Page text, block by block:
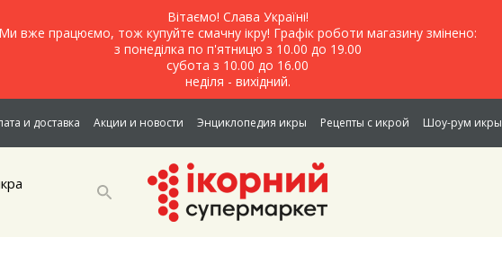
Вітаємо! Слава Україні!
Ми вже працюємо, тож купуйте смачну ікру! Графік роботи магазину змінено:
з понеділка по п'ятницю з 10.00 до 19.00
субота з 10.00 до 16.00
неділя - вихідний.
и доставка Акции и новости Энциклопедия икры Рецепты с икрой Шоу-рум икры